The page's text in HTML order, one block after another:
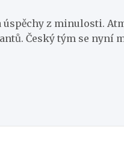
úspěchy z minulosti.
Český tým se nyní